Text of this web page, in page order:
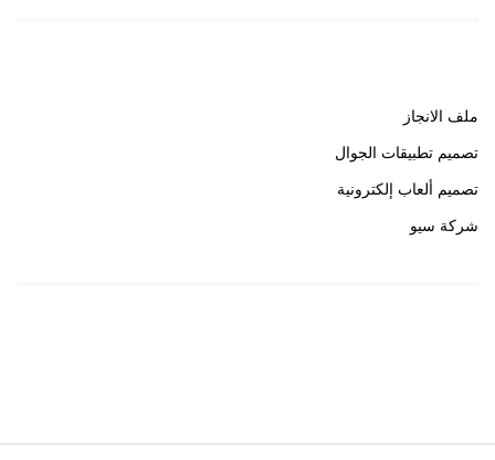
ملف الانجاز
تصميم تطبيقات الجوال
تصميم ألعاب إلكترونية
شركة سيو